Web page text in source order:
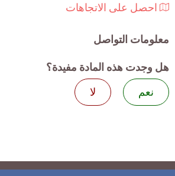
احصل على الاتجاهات
معلومات التواصل
هل وجدت هذه المادة مفيدة؟
نعم
لا